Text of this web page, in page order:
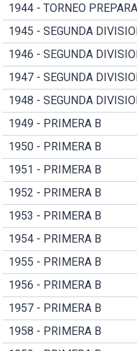
1944 - TORNEO
1945 - SEGUNDA
1946 - SEGUNDA
1947 - SEGUNDA
1948 - SEGUNDA
1949 - PRIMERA B
1950 - PRIMERA B
1951 - PRIMERA B
1952 - PRIMERA B
1953 - PRIMERA B
1954 - PRIMERA B
1955 - PRIMERA B
1956 - PRIMERA B
1957 - PRIMERA B
1958 - PRIMERA B